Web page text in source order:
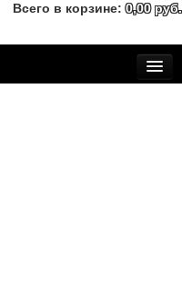
Всего в корзине: 0,00 руб.